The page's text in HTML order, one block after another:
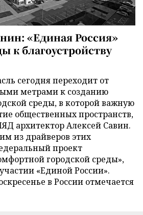
«Единая Россия»
к благоустройству
сегодня переходит от
метрами к созданию
среды, в которой важную
общественных пространств,
архитектор Алексей Савин.
из драйверов этих
проект
городской среды»,
«Единой России».
в России отмечается